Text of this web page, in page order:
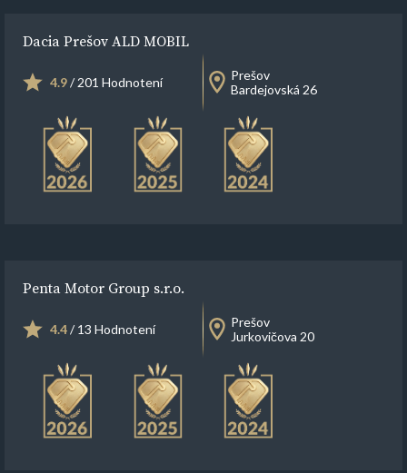
Dacia Prešov ALD MOBIL
4.9/ 201 Hodnotení
Prešov
Bardejovská 26
Penta Motor Group s.r.o.
4.4/ 13 Hodnotení
Prešov
Jurkovičova 20